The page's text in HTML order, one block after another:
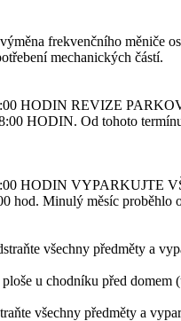
frekvenčního měniče
mechanických částí.
HODIN REVIZE
Od tohoto
HODIN VYPARKUJTE
hod. Minulý měsíc proběhlo
všechny předměty a
u chodníku před
všechny předměty a